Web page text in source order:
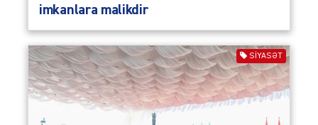
imkanlara malikdir
SIYASƏT